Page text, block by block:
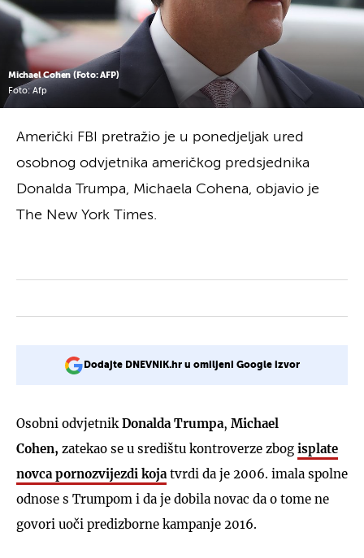
Michael Cohen (Foto: AFP)
Foto: Afp
Američki FBI pretražio je u ponedjeljak ured
osobnog odvjetnika američkog predsjednika
Donalda Trumpa, Michaela Cohena, objavio je
The New York Times.
Dodajte DNEVNIK.hr u omiljeni Google izvor
Osobni odvjetnik Donalda Trumpa, Michael
Cohen, zatekao se u središtu kontroverze zbog isplate
novca pornozvijezdi koja tvrdi da je 2006. imala spolne
odnose s Trumpom i da je dobila novac da o tome ne
govori uoči predizborne kampanje 2016.